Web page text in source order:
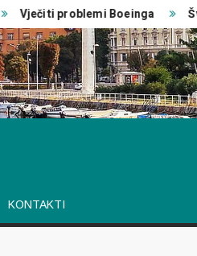
Vječiti problemi Boeinga
KONTAKTI